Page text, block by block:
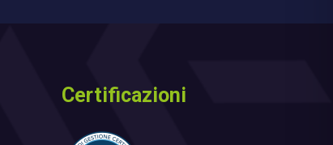
Certificazioni